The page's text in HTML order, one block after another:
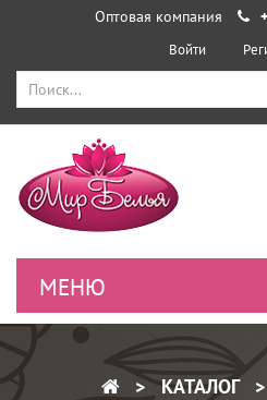
Оптовая компания
Войти
КАТАЛОГ